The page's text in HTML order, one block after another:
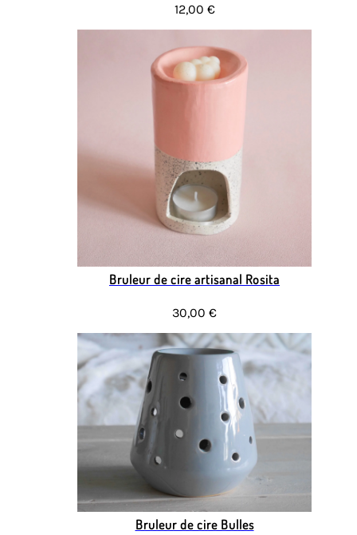
12,00 €
Bruleur de cire artisanal Rosita
30,00 €
Bruleur de cire Bulles